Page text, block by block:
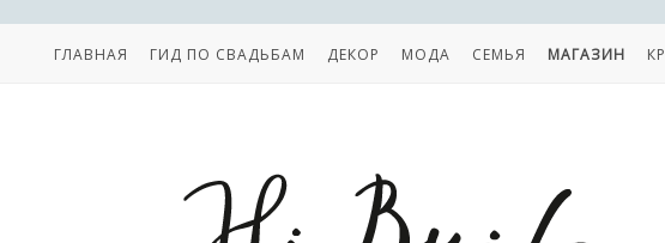
ГЛАВНАЯ ГИД ПО СВАДЬБАМ ДЕКОР МОДА СЕМЬЯ МАГАЗИН